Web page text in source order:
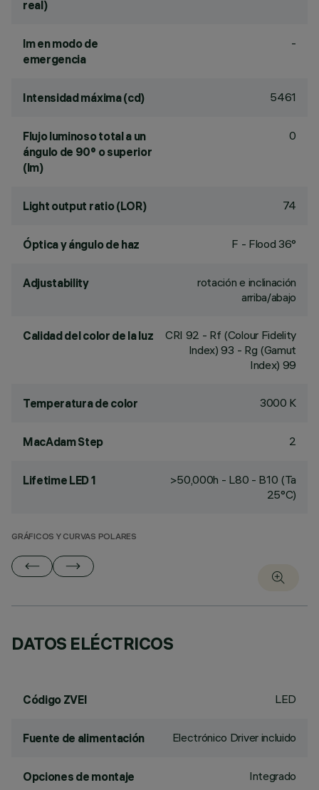
real)
lm en modo de
emergencia
-
Intensidad máxima (cd) 5461
Flujo luminoso total a un
ángulo de 90° o superior
(lm)
0
Light output ratio (LOR) 74
Óptica y ángulo de haz F - Flood 36°
Adjustability
rotación e inclinación
arriba/abajo
Calidad del color de la luz CRI 92 - Rf (Colour Fidelity
Index) 93 - Rg (Gamut
Index) 99
Temperatura de color 3000 K
MacAdam Step 2
Lifetime LED 1
>50,000h - L80 - B10 (Ta
25°C)
GRÁFICOS Y CURVAS POLARES
DATOS ELÉCTRICOS
Código ZVEI LED
Fuente de alimentación Electrónico Driver incluido
Opciones de montaje Integrado